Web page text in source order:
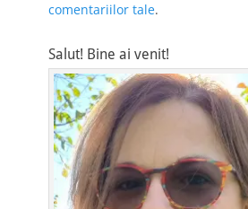
comentariilor tale.
Salut! Bine ai venit!